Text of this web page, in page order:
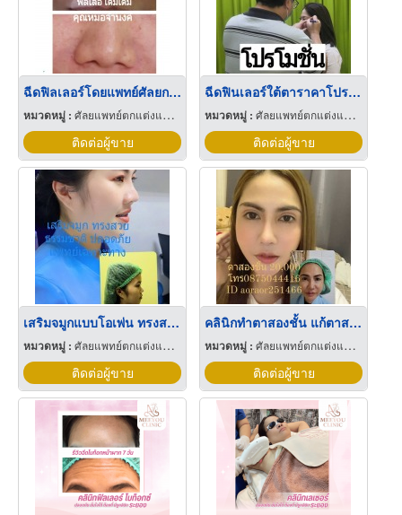
ฉีดฟิลเลอร์โดยแพทย์ศัลยกรรม ราคาพิเศษ
หมวดหมู่ : ศัลยแพทย์ตกแต่งแพทย์และศัลยแพทย์ปริญญา
ติดต่อผู้ขาย
ฉีดฟินเลอร์ใต้ตาราคาโปรโมชั่น หมอจำนงค์
หมวดหมู่ :ศัลยแพทย์ตกแต่งแพทย์และศัลยแพทย์ปริญญา
ติดต่อผู้ขาย
เสริมจมูกแบบโอเพ่น ทรงสวย ปลอดภัยโดยแพทย์เฉพาะทาง
หมวดหมู่ : ศัลยแพทย์ตกแต่งแพทย์และศัลยแพทย์ปริญญา
ติดต่อผู้ขาย
คลินิกทำตาสองชั้น แก้ตาสองชั้น ราคาพิเศษ
หมวดหมู่ :ศัลยแพทย์ตกแต่งแพทย์และศัลยแพทย์ปริญญา
ติดต่อผู้ขาย